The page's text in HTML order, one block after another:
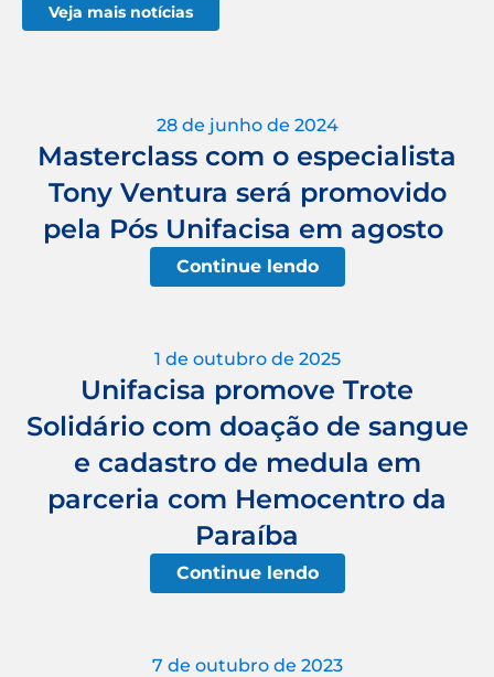
Veja mais notícias
28 de junho de 2024
Masterclass com o especialista
Tony Ventura será promovido
pela Pós Unifacisa em agosto
Continue lendo
1 de outubro de 2025
Unifacisa promove Trote
Solidário com doação de sangue
e cadastro de medula em
parceria com Hemocentro da
Paraíba
Continue lendo
7 de outubro de 2023